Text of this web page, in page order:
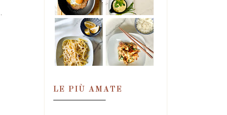
LE PIÙ AMATE